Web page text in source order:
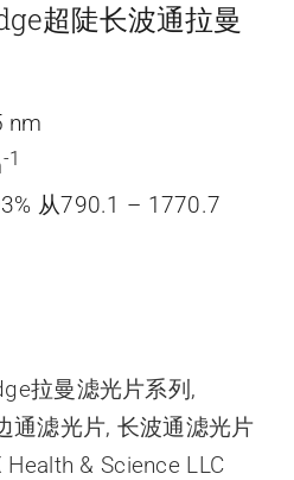
超陡长波通拉曼
nm
-1
从790.1 – 1770.7
拉曼滤光片系列 ,
通滤光片, 长波通滤光片
& Science LLC